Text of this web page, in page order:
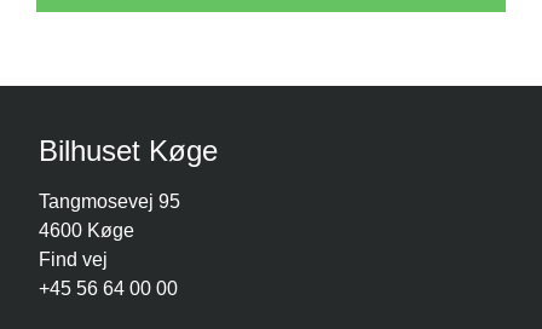
Bilhuset Køge
Tangmosevej 95
4600 Køge
Find vej
+45 56 64 00 00